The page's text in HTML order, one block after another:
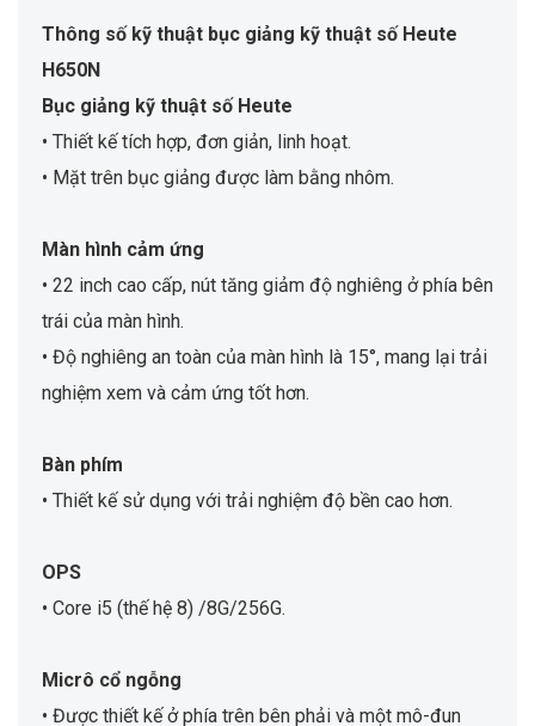
Thông số kỹ thuật bục giảng kỹ thuật số Heute
H650N
Bục giảng kỹ thuật số Heute
• Thiết kế tích hợp, đơn giản, linh hoạt.
• Mặt trên bục giảng được làm bằng nhôm.
Màn hình cảm ứng
• 22 inch cao cấp, nút tăng giảm độ nghiêng ở phía bên
trái của màn hình.
• Độ nghiêng an toàn của màn hình là 15°, mang lại trải
nghiệm xem và cảm ứng tốt hơn.
Bàn phím
• Thiết kế sử dụng với trải nghiệm độ bền cao hơn.
OPS
• Core i5 (thế hệ 8) /8G/256G.
Micrô cổ ngỗng
• Được thiết kế ở phía trên bên phải và một mô-đun